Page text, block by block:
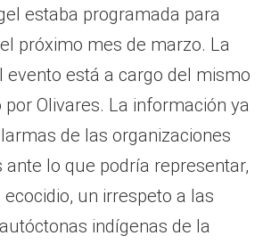
estaba programada para
próximo mes de marzo. La
evento está a cargo del mismo
por Olivares. La información ya
de las organizaciones
lo que podría representar,
un irrespeto a las
indígenas de la